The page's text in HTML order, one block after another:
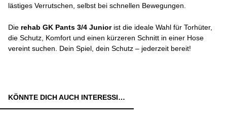
lästiges Verrutschen, selbst bei schnellen Bewegungen.
Die rehab GK Pants 3/4 Juniorist die ideale Wahl für Torhüter,
die Schutz, Komfort und einen kürzeren Schnitt in einer Hose
vereint suchen. Dein Spiel, dein Schutz – jederzeit bereit!
KÖNNTE DICH AUCH INTERESSIEREN: